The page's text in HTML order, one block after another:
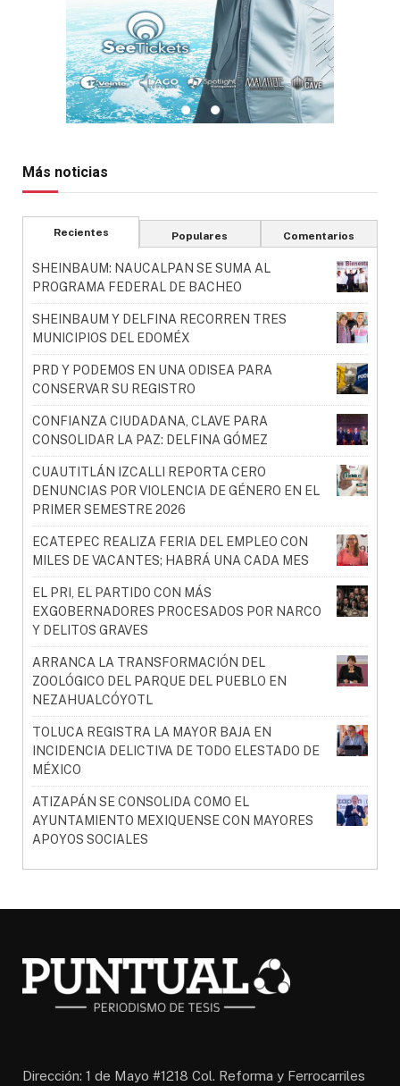
Más noticias
Recientes Populares Comentarios
SHEINBAUM: NAUCALPAN SE SUMA AL
PROGRAMA FEDERAL DE BACHEO
SHEINBAUM Y DELFINA RECORREN TRES
MUNICIPIOS DEL EDOMÉX
PRD Y PODEMOS EN UNA ODISEA PARA
CONSERVAR SU REGISTRO
CONFIANZA CIUDADANA, CLAVE PARA
CONSOLIDAR LA PAZ: DELFINA GÓMEZ
CUAUTITLÁN IZCALLI REPORTA CERO
DENUNCIAS POR VIOLENCIA DE GÉNERO EN EL
PRIMER SEMESTRE 2026
ECATEPEC REALIZA FERIA DEL EMPLEO CON
MILES DE VACANTES; HABRÁ UNA CADA MES
EL PRI, EL PARTIDO CON MÁS
EXGOBERNADORES PROCESADOS POR NARCO
Y DELITOS GRAVES
ARRANCA LA TRANSFORMACIÓN DEL
ZOOLÓGICO DEL PARQUE DEL PUEBLO EN
NEZAHUALCÓYOTL
TOLUCA REGISTRA LA MAYOR BAJA EN
INCIDENCIA DELICTIVA DE TODO ELESTADO DE
MÉXICO
ATIZAPÁN SE CONSOLIDA COMO EL
AYUNTAMIENTO MEXIQUENSE CON MAYORES
APOYOS SOCIALES
Dirección: 1 de Mayo #1218 Col. Reforma y Ferrocarriles